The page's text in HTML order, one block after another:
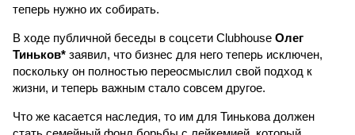
теперь нужно их собирать.
В ходе публичной беседы в соцсети Clubhouse Олег
Тиньков* заявил, что бизнес для него теперь исключен,
поскольку он полностью переосмыслил свой подход к
жизни, и теперь важным стало совсем другое.
Что же касается наследия, то им для Тинькова должен